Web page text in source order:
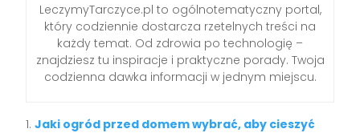
LeczymyTarczyce.pl to ogólnotematyczny portal,
który codziennie dostarcza rzetelnych treści na
każdy temat. Od zdrowia po technologię –
znajdziesz tu inspiracje i praktyczne porady. Twoja
codzienna dawka informacji w jednym miejscu.
Jaki ogród przed domem wybrać, aby cieszyć